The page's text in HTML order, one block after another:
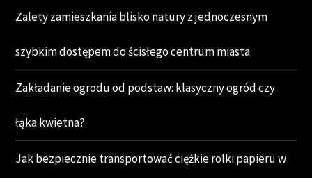
Zalety zamieszkania blisko natury z jednoczesnym
szybkim dostępem do ścisłego centrum miasta
Zakładanie ogrodu od podstaw: klasyczny ogród czy
łąka kwietna?
Jak bezpiecznie transportować ciężkie rolki papieru w